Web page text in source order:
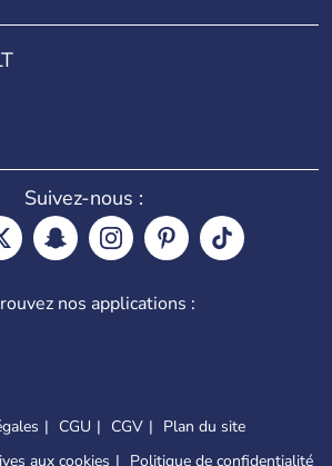
Suivez-nous :
nos applications :
CGU CGV
Plan du site
aux cookies
Politique de confidentialité